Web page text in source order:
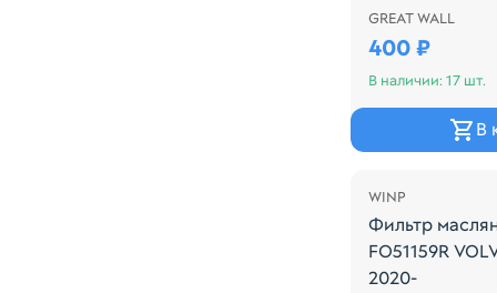
GREAT WALL
400 ₽
В наличии: 17 шт.
В
WINP
Фильтр
FO51159R
2020-